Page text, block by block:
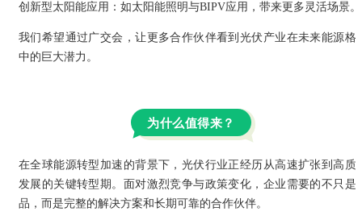
创新型太阳能应用：如太阳能照明与BIPV应用，带来更多灵活场景。
我们希望通过广交会，让更多合作伙伴看到光伏产业在未来能源格
中的巨大潜力。
为什么值得来？
在全球能源转型加速的背景下，光伏行业正经历从高速扩张到高质
发展的关键转型期。面对激烈竞争与政策变化，企业需要的不只是
品，而是完整的解决方案和长期可靠的合作伙伴。